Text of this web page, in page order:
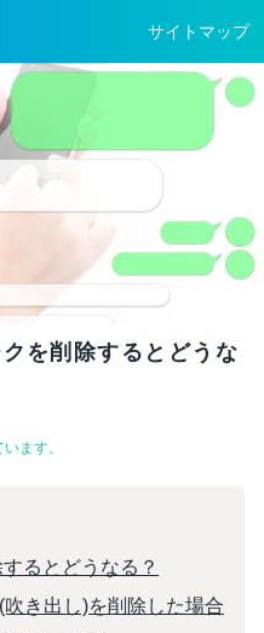
サイトマップ
を削除するとどうな
ます。
るとどうなる？
き出し)を削除した場合